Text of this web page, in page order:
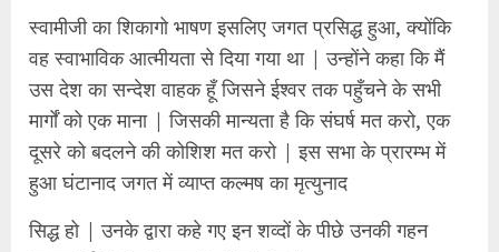
स्वामीजी का शिकागो भाषण इसलिए जगत प्रसिद्ध हुआ, क्योंकि
वह स्वाभाविक आत्मीयता से दिया गया था | उन्होंने कहा कि मैं
उस देश का सन्देश वाहक हूँ जिसने ईश्वर तक पहुँचने के सभी
मार्गों को एक माना | जिसकी मान्यता है कि संघर्ष मत करो, एक
दूसरे को बदलने की कोशिश मत करो | इस सभा के प्रारम्भ में
हुआ घंटानाद जगत में व्याप्त कल्मष का मृत्युनाद
सिद्ध हो | उनके द्वारा कहे गए इन शव्दों के पीछे उनकी गहन